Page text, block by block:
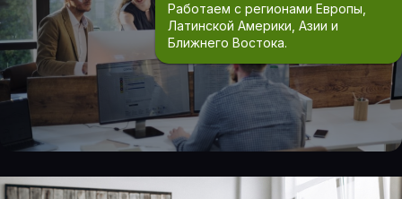
Работаем с регионами Европы,
Латинской Америки, Азии и
Ближнего Востока.